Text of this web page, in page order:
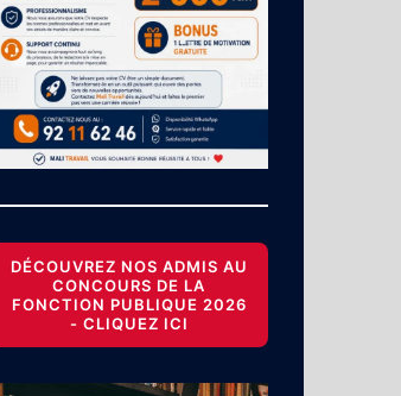
DÉCOUVREZ NOS ADMIS AU
CONCOURS DE LA
FONCTION PUBLIQUE 2026
- CLIQUEZ ICI